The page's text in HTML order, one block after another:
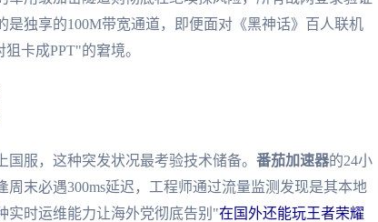
独享的100M带宽通道，即便面对《黑神话》百人联机
卡成PPT"的窘境。
服，这种突发状况最考验技术储备。 番茄加速器的24小
末必遇300ms延迟，工程师通过流量监测发现是其本地
实时运维能力让海外党彻底告别"在国外还能玩王者荣耀